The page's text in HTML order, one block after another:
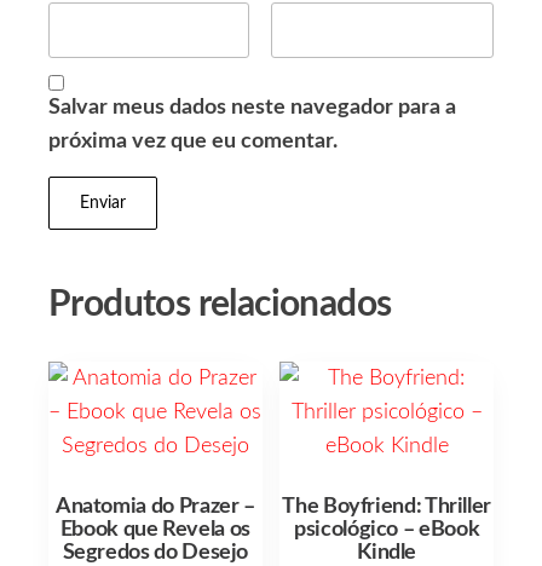
Salvar meus dados neste navegador para a
próxima vez que eu comentar.
Produtos relacionados
Anatomia do Prazer –
Ebook que Revela os
Segredos do Desejo
The Boyfriend: Thriller
psicológico – eBook
Kindle